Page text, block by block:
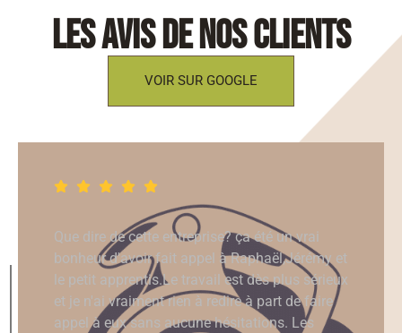
les avis de nos clients
VOIR SUR GOOGLE
Que dire de cette entreprise? ça été un vrai
bonheur d'avoir fait appel à Raphaël,Jérémy et
le petit apprentis.Le travail est dès plus sérieux
et je n'ai vraiment rien à redire à part de faire
appel à eux sans aucune hésitations. Les